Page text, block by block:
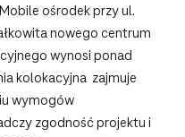
ośrodek przy ul.
nowego centrum
wynosi ponad
kolokacyjna zajmuje
wymogów
zgodność projektu i